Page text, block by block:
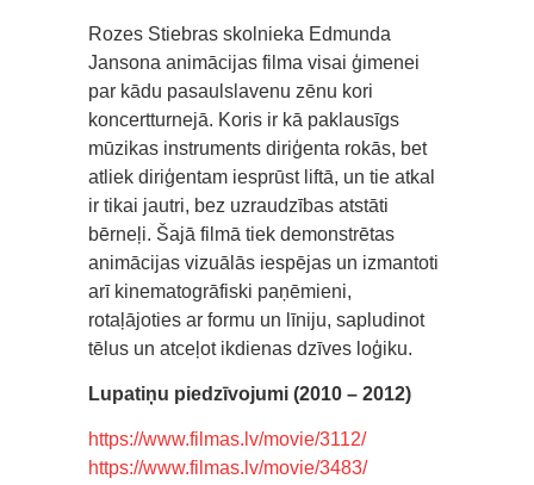
Rozes Stiebras skolnieka Edmunda
Jansona animācijas filma visai ģimenei
par kādu pasaulslavenu zēnu kori
koncertturnejā. Koris ir kā paklausīgs
mūzikas instruments diriģenta rokās, bet
atliek diriģentam iesprūst liftā, un tie atkal
ir tikai jautri, bez uzraudzības atstāti
bērneļi. Šajā filmā tiek demonstrētas
animācijas vizuālās iespējas un izmantoti
arī kinematogrāfiski paņēmieni,
rotaļājoties ar formu un līniju, sapludinot
tēlus un atceļot ikdienas dzīves loģiku.
Lupatiņu piedzīvojumi (2010 – 2012)
https://www.filmas.lv/movie/3112/
https://www.filmas.lv/movie/3483/